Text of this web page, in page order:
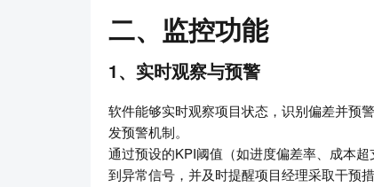
二、监控功能
1、实时观察与预警
软件能够实时观察项目状态，识别偏差并预
发预警机制。
通过预设的KPI阈值（如进度偏差率、成本
到异常信号，并及时提醒项目经理采取干预措